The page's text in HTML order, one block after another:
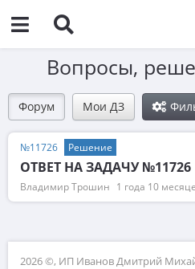
Вопросы,
Форум Мои ДЗ
№11726 Решение
ОТВЕТ НА ЗАДАЧУ №11726
Владимир Трошин 1 года 10
2026 ©, ИП Иванов Дмитрий